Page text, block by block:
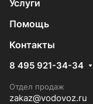
Услуги
Помощь
Контакты
8 495 921-34-34
Отдел продаж
zakaz@vodovoz.ru